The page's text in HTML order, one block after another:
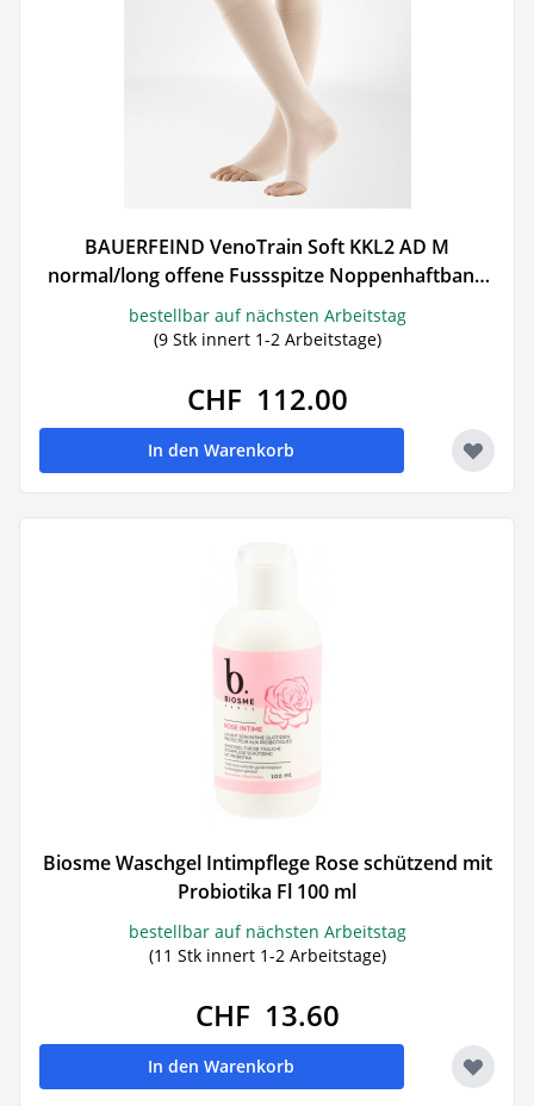
BAUERFEIND VenoTrain Soft KKL2 AD M
normal/long offene Fussspitze Noppenhaftband
3cm creme 1 Paar
bestellbar auf nächsten Arbeitstag
(9 Stk innert 1-2 Arbeitstage)
CHF 112.00
In den Warenkorb
Biosme Waschgel Intimpflege Rose schützend mit
Probiotika Fl 100 ml
bestellbar auf nächsten Arbeitstag
(11 Stk innert 1-2 Arbeitstage)
CHF 13.60
In den Warenkorb